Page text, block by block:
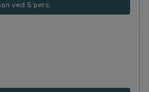
ved 5 pers.